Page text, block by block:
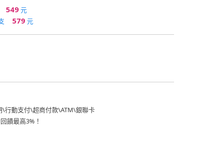
549 元
579 元
\行動支付\超商付款\ATM\銀聯卡
饋最高3%！